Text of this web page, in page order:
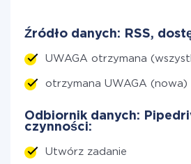
Źródło danych: RSS,
UWAGA otrzymana
otrzymana UWAGA (nowa)
Odbiornik danych:
czynności:
Utwórz zadanie